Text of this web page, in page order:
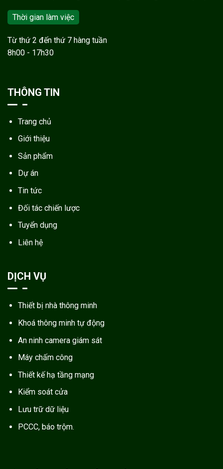
Thời gian làm việc
Từ thứ 2 đến thứ 7 hàng tuần
8h00 - 17h30
THÔNG TIN
Trang chủ
Giới thiệu
Sản phẩm
Dự án
Tin tức
Đối tác chiến lược
Tuyển dụng
Liên hệ
DỊCH VỤ
Thiết bị nhà thông minh
Khoá thông minh tự động
An ninh camera giám sát
Máy chấm công
Thiết kế hạ tầng mạng
Kiểm soát cửa
Lưu trữ dữ liệu
PCCC, báo trộm.